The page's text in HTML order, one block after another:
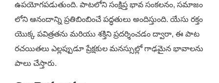
ఉపయోగపడుతుంది. పాటలోని సంక్షిప్త భావ సంకలనం, సమాజం
లోని ఆనందాన్ని ప్రతిబింబించే పద్ధతులు అందిస్తుంది. యేసు రక్తం
యొక్క పవిత్రతను మరియు శక్తిని ప్రదర్శించడం ద్వారా, ఈ పాట
రచయితలు ఎల్లప్పుడూ ప్రేక్షకుల మనస్సుల్లో గాఢమైన భావాలను
పాలు చేస్తారు.